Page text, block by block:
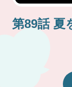
第89話 夏